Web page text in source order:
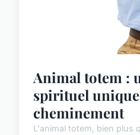
Animal totem :
spirituel
cheminement
L'animal totem, bien plus